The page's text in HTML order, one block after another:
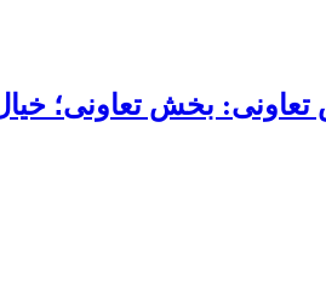
بخش تعاونی؛